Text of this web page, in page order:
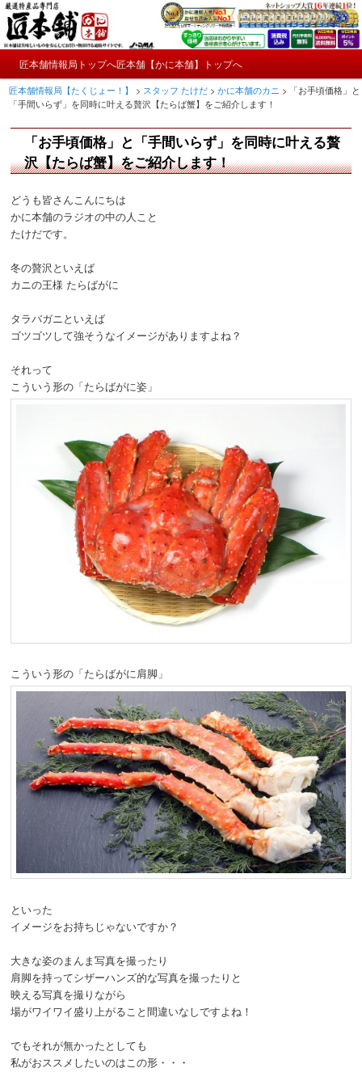
メ
イ
ン
ン
テ
匠本舗情報局【たくじょー！】
かにやおせちについてのおもしろ情報や興味深い記事をお届けします。
ン
メ
イ
ン
コ
テ
ツ
へ
動
匠本舗情報局トップへ匠本舗【かに本舗】トップへ
匠本舗情報局【たくじょー！】 > スタッフ たけだ >かに本舗のカニ >
「お手頃価格」と
「手間いらず」を同時に叶える贅沢【たらば蟹】をご紹介します！
「お手頃価格」と「手間いらず」を同時に叶える贅
沢【たらば蟹】をご紹介します！
どうも皆さんこんにちは
かに本舗のラジオの中の人こと
たけだです。
冬の贅沢といえば
カニの王様 たらばがに
タラバガニといえば
ゴツゴツして強そうなイメージがありますよね？
それって
こういう形の「たらばがに姿」
こういう形の「たらばがに肩脚」
といった
イメージをお持ちじゃないですか？
大きな姿のまんま写真を撮ったり
肩脚を持ってシザーハンズ的な写真を撮ったりと
映える写真を撮りながら
場がワイワイ盛り上がること間違いなしですよね！
でもそれが無かったとしても
私がおススメしたいのはこの形・・・